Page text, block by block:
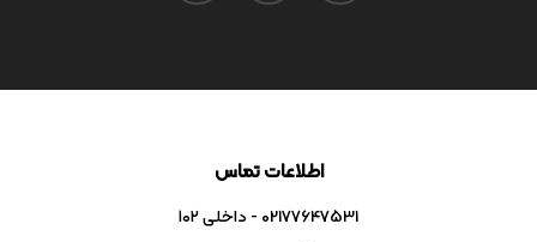
اطلاعات تماس
02177647531 - داخلی ۱۰۲